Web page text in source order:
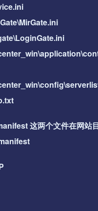
这两个文件在网站